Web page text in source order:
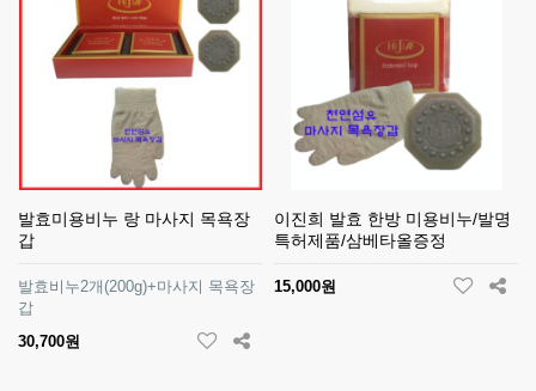
발효미용비누 랑 마사지 목욕장
갑
발효비누2개(200g)+마사지 목욕장
갑
30,700원
이진희 발효 한방 미용비누/발명
특허제품/삼베타올증정
15,000원